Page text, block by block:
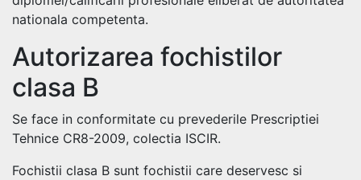
nationala competenta.
Autorizarea fochistilor
clasa B
Se face in conformitate cu prevederile Prescriptiei
Tehnice CR8-2009, colectia ISCIR.
Fochistii clasa B sunt fochistii care deservesc si